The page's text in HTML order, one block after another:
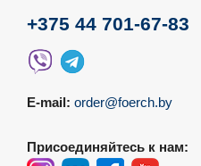
+375 44 701-67-83
E-mail: order@foerch.by
Присоединяйтесь к нам: